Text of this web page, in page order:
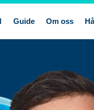
Guide Om oss